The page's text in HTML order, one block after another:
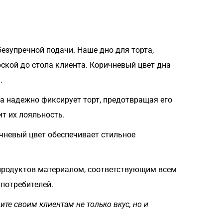
подачи. Наше дно для торта,
до стола клиента. Коричневый цвет дна
надежно фиксирует торт, предотвращая его
их лояльность.
цвет обеспечивает стильное
материалом, соответствующим всем
своим клиентам не только вкус, но и